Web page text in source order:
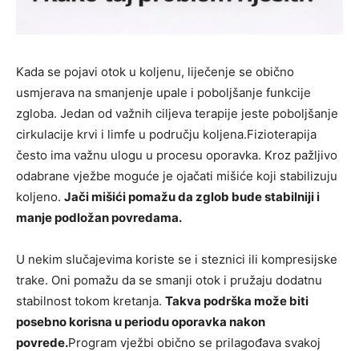
Kada se pojavi otok u koljenu, liječenje se obično
usmjerava na smanjenje upale i poboljšanje funkcije
zgloba. Jedan od važnih ciljeva terapije jeste poboljšanje
cirkulacije krvi i limfe u području koljena.Fizioterapija
često ima važnu ulogu u procesu oporavka. Kroz pažljivo
odabrane vježbe moguće je ojačati mišiće koji stabilizuju
koljeno. Jači mišići pomažu da zglob bude stabilniji i
manje podložan povredama.
U nekim slučajevima koriste se i steznici ili kompresijske
trake. Oni pomažu da se smanji otok i pružaju dodatnu
stabilnost tokom kretanja. Takva podrška može biti
posebno korisna u periodu oporavka nakon
povrede.Program vježbi obično se prilagođava svakoj